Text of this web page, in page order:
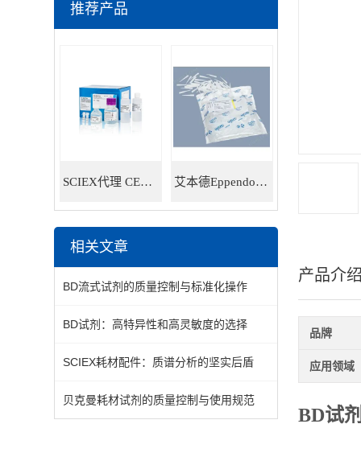
产品介绍
品牌
应用领域
BD试
推荐产品
SCIEX代理 CE耗材试剂 毛细管电泳试剂耗材 艾本德Eppendorf 5ml移液器吸头 30000978
相关文章
BD流式试剂的质量控制与标准化操作
BD试剂：高特异性和高灵敏度的选择
SCIEX耗材配件：质谱分析的坚实后盾
贝克曼耗材试剂的质量控制与使用规范